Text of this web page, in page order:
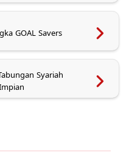
GOAL Savers
Syariah